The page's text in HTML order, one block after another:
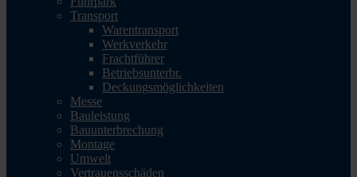
Transport
Warentransport
Werkverkehr
Frachtführer
Betriebsunterbr.
Deckungsmöglichkeiten
Messe
Bauleistung
Bauunterbrechung
Montage
Umwelt
Vertrauensschäden